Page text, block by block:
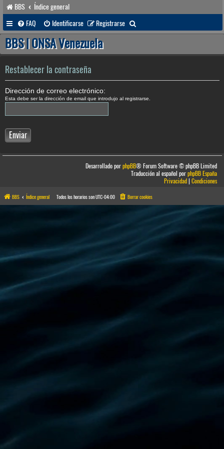
BBS
Índice general
FAQ
Identificarse Registrarse
u
a
BBS | ONSA Venezuela
Restablecer la contraseña
Dirección de correo electrónico:
Esta debe ser la dirección de email que introdujo al registrarse.
Desarrollado porphpBB® Forum Software © phpBB Limited
Traducción al español porphpBB España
Privacidad|Condiciones
BBS Índice general Todos los horarios sonUTC-04:00 Borrar cookies